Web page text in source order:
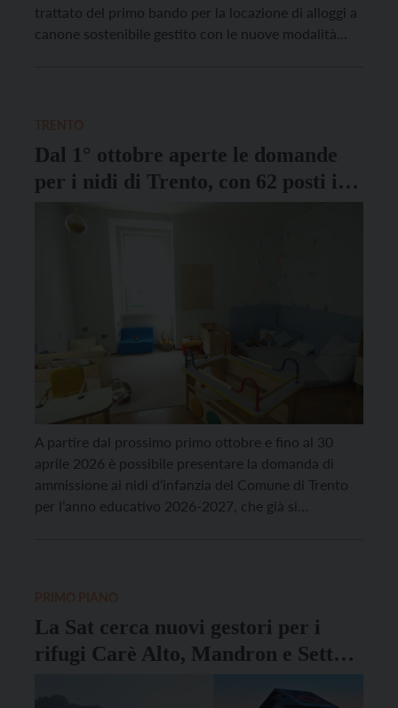
trattato del primo bando per la locazione di alloggi a
canone sostenibile gestito con le nuove modalità
Dal 1° ottobre aperte le domande
per i nidi di Trento, con 62 posti in
A partire dal prossimo primo ottobre e fino al 30
aprile 2026 è possibile presentare la domanda di
ammissione ai nidi d’infanzia del Comune di Trento
per l’anno educativo 2026-2027, che già si
La Sat cerca nuovi gestori per i
rifugi Carè Alto, Mandron e Sette